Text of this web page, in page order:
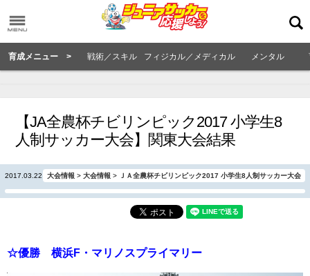
育成メニュー > 戦術／スキル フィジカル／メディカル メンタル
【JA全農杯チビリンピック2017 小学生8
人制サッカー大会】関東大会結果
2017.03.22 大会情報 > 大会情報 > ＪＡ全農杯チビリンピック2017 小学生8人制サッカー大会
☆優勝 横浜F・マリノスプライマリー